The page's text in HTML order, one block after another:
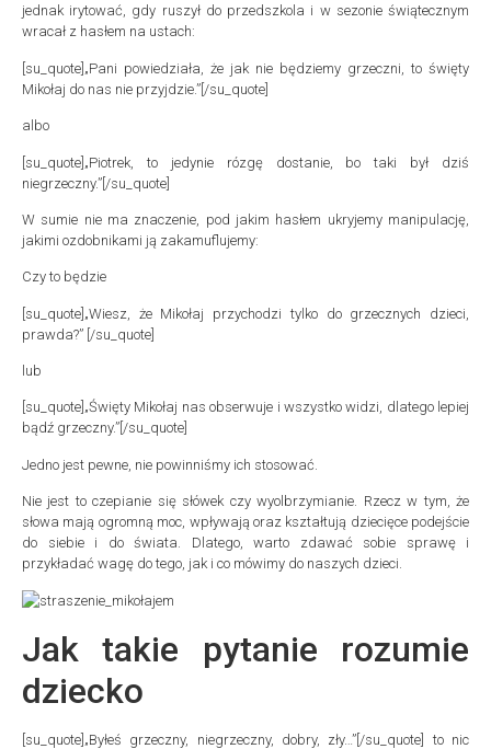
jednak irytować, gdy ruszył do przedszkola i w sezonie świątecznym
wracał z hasłem na ustach:
[su_quote]„Pani powiedziała, że jak nie będziemy grzeczni, to święty
Mikołaj do nas nie przyjdzie.”[/su_quote]
albo
[su_quote]„Piotrek, to jedynie rózgę dostanie, bo taki był dziś
niegrzeczny.”[/su_quote]
W sumie nie ma znaczenie, pod jakim hasłem ukryjemy manipulację,
jakimi ozdobnikami ją zakamuflujemy:
Czy to będzie
[su_quote]„Wiesz, że Mikołaj przychodzi tylko do grzecznych dzieci,
prawda?” [/su_quote]
lub
[su_quote]„Święty Mikołaj nas obserwuje i wszystko widzi, dlatego lepiej
bądź grzeczny.”[/su_quote]
Jedno jest pewne, nie powinniśmy ich stosować.
Nie jest to czepianie się słówek czy wyolbrzymianie. Rzecz w tym, że
słowa mają ogromną moc, wpływają oraz kształtują dziecięce podejście
do siebie i do świata. Dlatego, warto zdawać sobie sprawę i
przykładać wagę do tego, jak i co mówimy do naszych dzieci.
Jak takie pytanie rozumie
dziecko
[su_quote]„Byłeś grzeczny, niegrzeczny, dobry, zły…”[/su_quote] to nic